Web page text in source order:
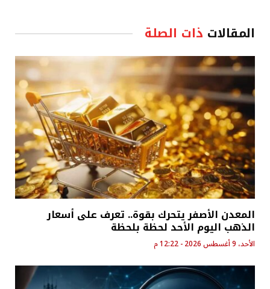
المقالات ذات الصلة
المعدن الأصفر يتحرك بقوة.. تعرف على أسعار
الذهب اليوم الأحد لحظة بلحظة
الأحد، 9 أغسطس 2026 - 12:22 م